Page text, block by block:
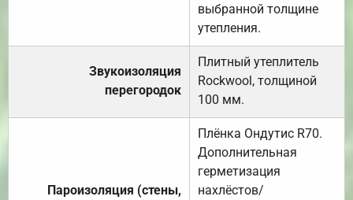
выбранной толщине
утепления.
Звукоизоляция
перегородок
Плитный утеплитель
Rockwool, толщиной
100 мм.
Пароизоляция (стены,
Плёнка Ондутис R70.
Дополнительная
герметизация
нахлёстов/